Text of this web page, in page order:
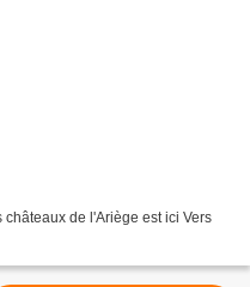
de l'Ariège est ici Vers